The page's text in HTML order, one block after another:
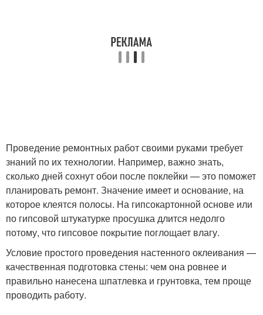
Проведение ремонтных работ своими руками требует
знаний по их технологии. Например, важно знать,
сколько дней сохнут обои после поклейки — это поможет
планировать ремонт. Значение имеет и основание, на
которое клеятся полосы. На гипсокартонной основе или
по гипсовой штукатурке просушка длится недолго
потому, что гипсовое покрытие поглощает влагу.
Условие простого проведения настенного оклеивания —
качественная подготовка стены: чем она ровнее и
правильно нанесена шпатлевка и грунтовка, тем проще
проводить работу.